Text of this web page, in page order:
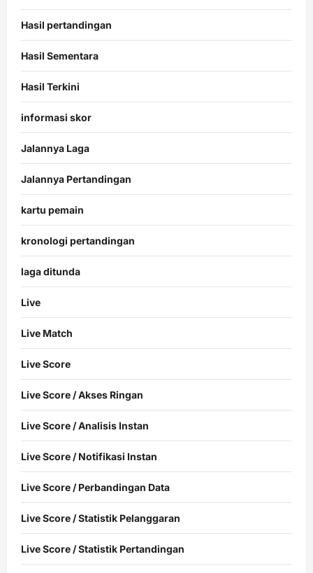
Hasil pertandingan
Hasil Sementara
Hasil Terkini
informasi skor
Jalannya Laga
Jalannya Pertandingan
kartu pemain
kronologi pertandingan
laga ditunda
Live
Live Match
Live Score
Live Score / Akses Ringan
Live Score / Analisis Instan
Live Score / Notifikasi Instan
Live Score / Perbandingan Data
Live Score / Statistik Pelanggaran
Live Score / Statistik Pertandingan